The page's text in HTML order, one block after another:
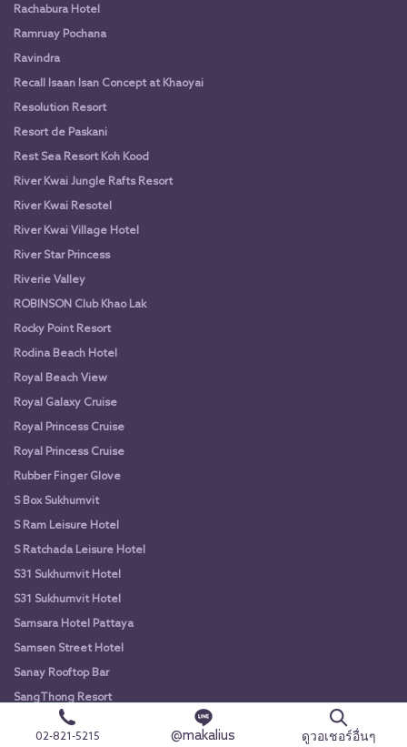
Rachabura Hotel
Ramruay Pochana
Ravindra
Recall Isaan Isan Concept at Khaoyai
Resolution Resort
Resort de Paskani
Rest Sea Resort Koh Kood
River Kwai Jungle Rafts Resort
River Kwai Resotel
River Kwai Village Hotel
River Star Princess
Riverie Valley
ROBINSON Club Khao Lak
Rocky Point Resort
Rodina Beach Hotel
Royal Beach View
Royal Galaxy Cruise
Royal Princess Cruise
Royal Princess Cruise
Rubber Finger Glove
S Box Sukhumvit
S Ram Leisure Hotel
S Ratchada Leisure Hotel
S31 Sukhumvit Hotel
S31 Sukhumvit Hotel
Samsara Hotel Pattaya
Samsen Street Hotel
Sanay Rooftop Bar
SangThong Resort
Sawaddi Patong Resort & Spa by Tolani
02-821-5215 @makalius ดูวอเชอร์อื่นๆ